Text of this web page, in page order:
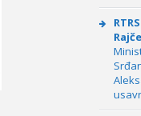
RTRS